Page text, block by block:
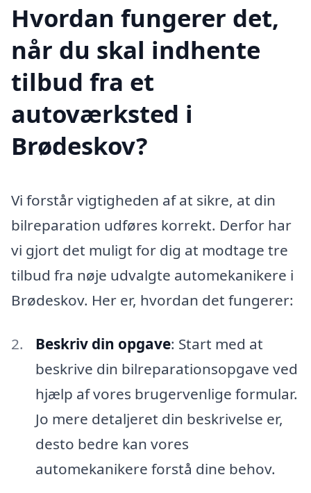
Hvordan fungerer det,
når du skal indhente
tilbud fra et
autoværksted i
Brødeskov?
Vi forstår vigtigheden af at sikre, at din
bilreparation udføres korrekt. Derfor har
vi gjort det muligt for dig at modtage tre
tilbud fra nøje udvalgte automekanikere i
Brødeskov. Her er, hvordan det fungerer:
Beskriv din opgave: Start med at
beskrive din bilreparationsopgave ved
hjælp af vores brugervenlige formular.
Jo mere detaljeret din beskrivelse er,
desto bedre kan vores
automekanikere forstå dine behov.